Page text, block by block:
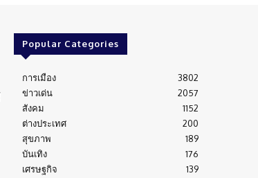
Popular Categories
การเมือง
3802
ข่าวเด่น
2057
สังคม
1152
ต่างประเทศ
200
สุขภาพ
189
บันเทิง
176
เศรษฐกิจ
139